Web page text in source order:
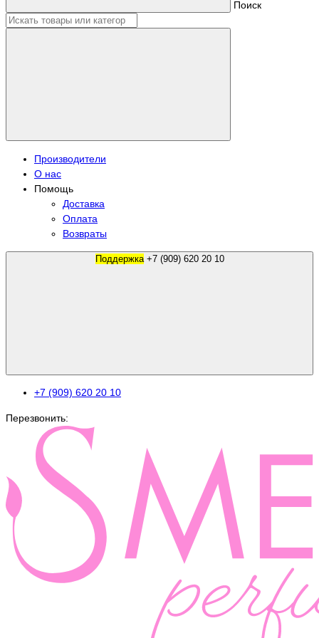
Поиск
Производители
О нас
Помощь
Доставка
Оплата
Возвраты
Поддержка +7 (909) 620 20 10
+7 (909) 620 20 10
Перезвонить: